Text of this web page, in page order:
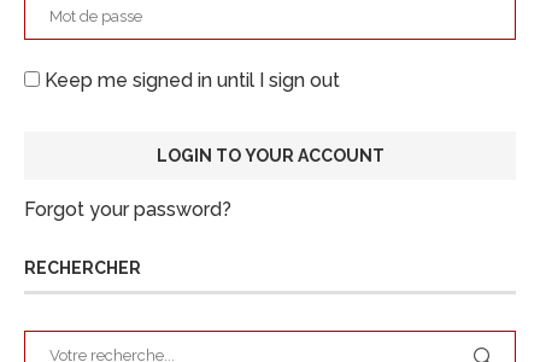
Keep me signed in until I sign out
Forgot your password?
RECHERCHER